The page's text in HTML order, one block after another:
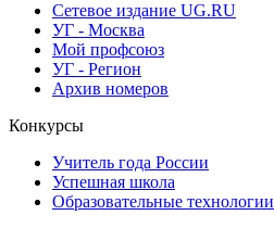
Сетевое издание UG.RU
УГ - Москва
Мой профсоюз
УГ - Регион
Архив номеров
Конкурсы
Учитель года России
Успешная школа
Образовательные технологии